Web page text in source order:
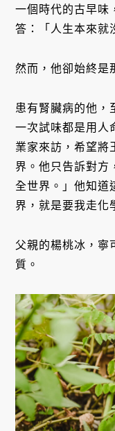
一個時代的古早味
答：「人生本來就
然而，他卻始終是
患有腎臟病的他，
一次試味都是用人
業家來訪，希望將
界。他只告訴對方
全世界。」他知道
界，就是要我走化
父親的楊桃冰，寧
質。